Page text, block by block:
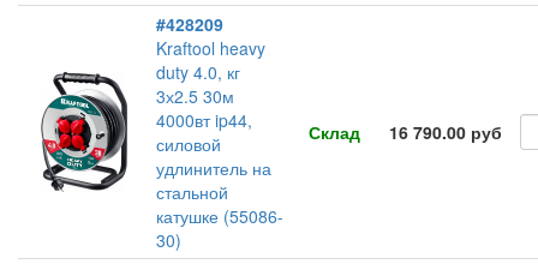
#428209
Kraftool heavy
duty 4.0, кг
3х2.5 30м
4000вт ip44,
силовой
удлинитель на
стальной
катушке (55086-
30)
Склад 16 790.00 руб